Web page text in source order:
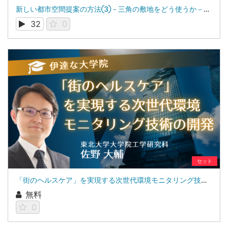
新しい都市空間提案の方法③－三角の敷地をどう使うか－：東北大学 名誉教授、株式会社伊藤邦明都市建築研究所 代表取締役：伊藤 邦明
32 0
セット
「街のヘルスケア」を実現する次世代環境モニタリング技術の開発
無料
0